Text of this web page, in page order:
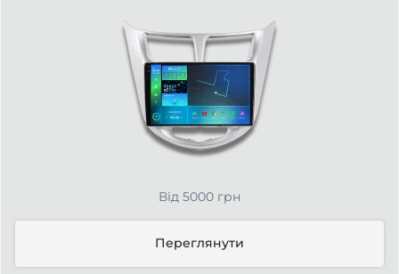
Від 5000 грн
Переглянути